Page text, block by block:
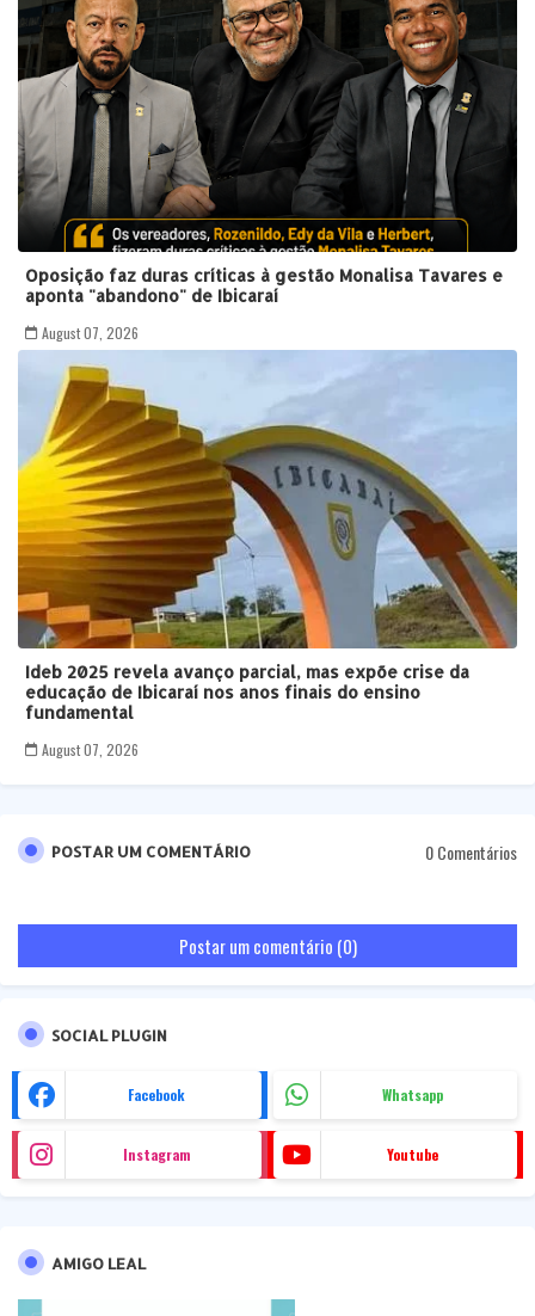
Oposição faz duras críticas à gestão Monalisa Tavares e
aponta "abandono" de Ibicaraí
August 07, 2026
Ideb 2025 revela avanço parcial, mas expõe crise da
educação de Ibicaraí nos anos finais do ensino
fundamental
August 07, 2026
POSTAR UM COMENTÁRIO 0 Comentários
Postar um comentário (0)
SOCIAL PLUGIN
Facebook Whatsapp
Instagram Youtube
AMIGO LEAL